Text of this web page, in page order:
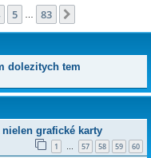
5 83
dolezitych tem
grafické karty
1 … 57 58 59 60